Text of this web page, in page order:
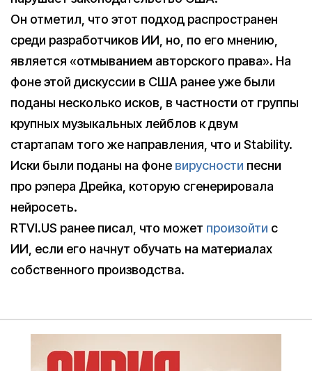
Он отметил, что этот подход распространен
среди разработчиков ИИ, но, по его мнению,
является «отмыванием авторского права». На
фоне этой дискуссии в США ранее уже были
поданы несколько исков, в частности от группы
крупных музыкальных лейблов к двум
стартапам того же направления, что и Stability.
Иски были поданы на фоне вирусности песни
про рэпера Дрейка, которую сгенерировала
нейросеть.
RTVI.US ранее писал, что может произойти с
ИИ, если его начнут обучать на материалах
собственного производства.